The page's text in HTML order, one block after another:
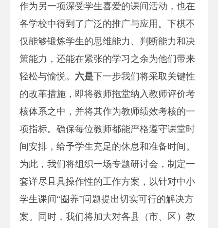
作为另一项深受学生喜爱的课间活动，也在
各学校中得到了广泛的推广与应用。下棋不
仅能够锻炼学生的思维能力、判断能力和决
策能力，还能在紧张的学习之余为他们带来
轻松与愉悦。 六是下一步我们将采取关键性
的改革措施，即将教师拖堂纳入教师评价考
核体系之中，并将其作为教师绩效考核的一
项指标。确保每位教师都能严格遵守课堂时
间安排，给予学生充足的休息和准备时间。
为此，我们将组织一场专题研讨会，制定一
套详尽且具操作性的工作方案，以针对中小
学生课间“圈养”问题提出切实可行的解决方
案。同时，我们将加大对各县（市、区）教